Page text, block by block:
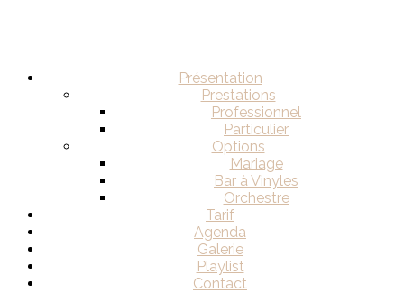
Présentation
Prestations
Professionnel
Particulier
Options
Mariage
Bar à Vinyles
Orchestre
Tarif
Agenda
Galerie
Playlist
Contact